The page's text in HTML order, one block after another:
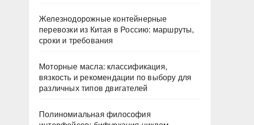
Железнодорожные контейнерные
перевозки из Китая в Россию: маршруты,
сроки и требования
Моторные масла: классификация,
вязкость и рекомендации по выбору для
различных типов двигателей
Полиномиальная философия